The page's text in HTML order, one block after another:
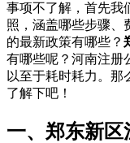
事项不了解，首先我
照，涵盖哪些步骤、
的最新政策有哪些？
有哪些呢？河南注册
以至于耗时耗力。那
了解下吧！
一、郑东新区